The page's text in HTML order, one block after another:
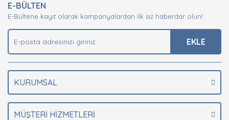
Ürün açıklamasında eksik bilgiler bulunuyor.
Ürün bilgilerinde hatalar bulunuyor.
E-BÜLTEN
E-Bültene kayıt olarak kampanyalardan ilk siz haberdar olun!
EKLE
KURUMSAL
MÜŞTERİ HİZMETLERİ